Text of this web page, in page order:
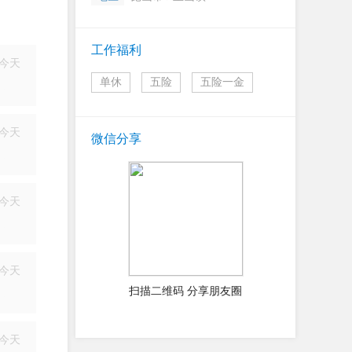
今天
今天
今天
今天
今天
工作福利
单休 五险 五险一金
微信分享
扫描二维码 分享朋友圈